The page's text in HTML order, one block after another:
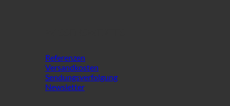
Referenzen
Versandkosten
Sendungsverfolgung
Newsletter